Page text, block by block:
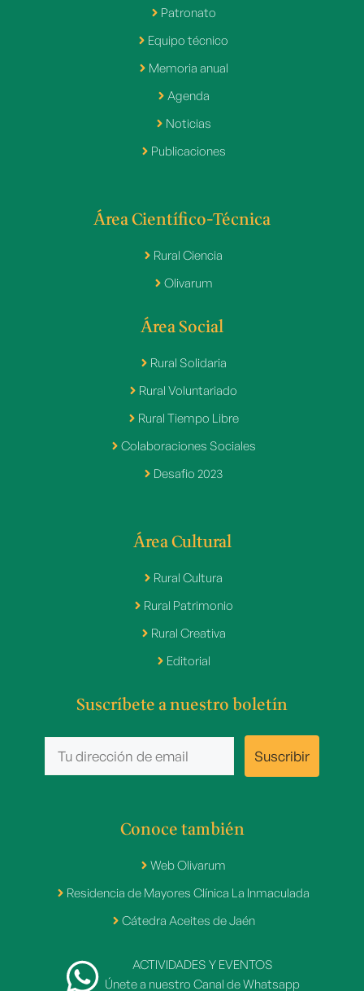
Patronato
Equipo técnico
Memoria anual
Agenda
Noticias
Publicaciones
Área Científico-Técnica
Rural Ciencia
Olivarum
Área Social
Rural Solidaria
Rural Voluntariado
Rural Tiempo Libre
Colaboraciones Sociales
Desafio 2023
Área Cultural
Rural Cultura
Rural Patrimonio
Rural Creativa
Editorial
Suscríbete a nuestro boletín
Conoce también
Web Olivarum
Residencia de Mayores Clínica La Inmaculada
Cátedra Aceites de Jaén
ACTIVIDADES Y EVENTOS
Únete a nuestro Canal de Whatsapp